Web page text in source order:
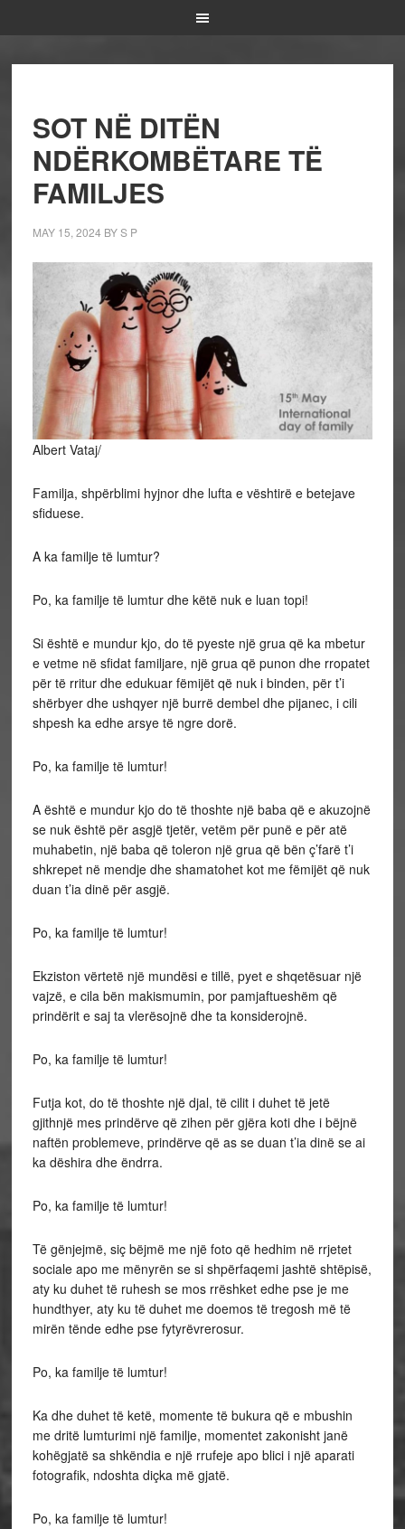
SOT NË DITËN
NDËRKOMBËTARE TË
FAMILJES
MAY 15, 2024 BYS P
Albert Vataj/
Familja, shpërblimi hyjnor dhe lufta e vështirë e betejave
sfiduese.
A ka familje të lumtur?
Po, ka familje të lumtur dhe këtë nuk e luan topi!
Si është e mundur kjo, do të pyeste një grua që ka mbetur
e vetme në sfidat familjare, një grua që punon dhe rropatet
për të rritur dhe edukuar fëmijët që nuk i binden, për t’i
shërbyer dhe ushqyer një burrë dembel dhe pijanec, i cili
shpesh ka edhe arsye të ngre dorë.
Po, ka familje të lumtur!
A është e mundur kjo do të thoshte një baba që e akuzojnë
se nuk është për asgjë tjetër, vetëm për punë e për atë
muhabetin, një baba që toleron një grua që bën ç’farë t’i
shkrepet në mendje dhe shamatohet kot me fëmijët që nuk
duan t’ia dinë për asgjë.
Po, ka familje të lumtur!
Ekziston vërtetë një mundësi e tillë, pyet e shqetësuar një
vajzë, e cila bën makismumin, por pamjaftueshëm që
prindërit e saj ta vlerësojnë dhe ta konsiderojnë.
Po, ka familje të lumtur!
Futja kot, do të thoshte një djal, të cilit i duhet të jetë
gjithnjë mes prindërve që zihen për gjëra koti dhe i bëjnë
naftën problemeve, prindërve që as se duan t’ia dinë se ai
ka dëshira dhe ëndrra.
Po, ka familje të lumtur!
Të gënjejmë, siç bëjmë me një foto që hedhim në rrjetet
sociale apo me mënyrën se si shpërfaqemi jashtë shtëpisë,
aty ku duhet të ruhesh se mos rrëshket edhe pse je me
hundthyer, aty ku të duhet me doemos të tregosh më të
mirën tënde edhe pse fytyrëvrerosur.
Po, ka familje të lumtur!
Ka dhe duhet të ketë, momente të bukura që e mbushin
me dritë lumturimi një familje, momentet zakonisht janë
kohëgjatë sa shkëndia e një rrufeje apo blici i një aparati
fotografik, ndoshta diçka më gjatë.
Po, ka familje të lumtur!